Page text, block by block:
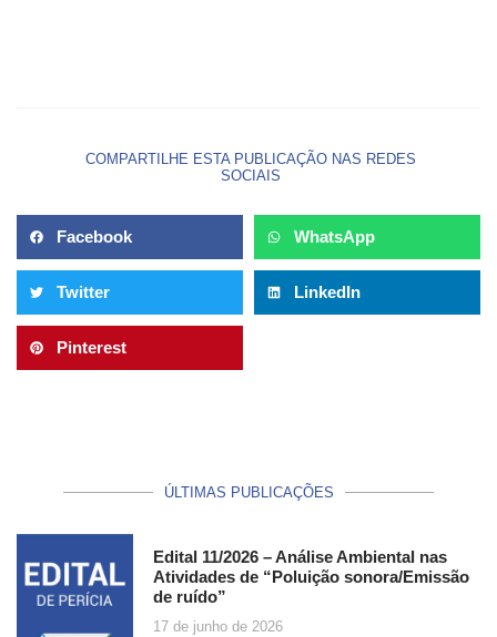
COMPARTILHE ESTA PUBLICAÇÃO NAS REDES
SOCIAIS
Facebook WhatsApp
Twitter LinkedIn
Pinterest
ÚLTIMAS PUBLICAÇÕES
Edital 11/2026 – Análise Ambiental nas
Atividades de “Poluição sonora/Emissão
de ruído”
17 de junho de 2026